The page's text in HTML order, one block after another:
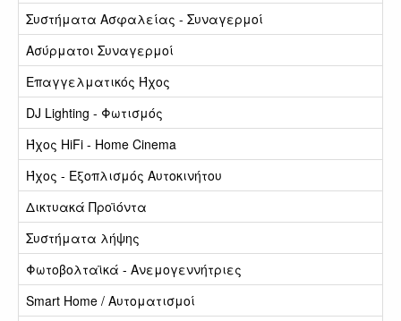
Συστήματα Ασφαλείας - Συναγερμοί
Ασύρματοι Συναγερμοί
Επαγγελματικός Ήχος
DJ Lighting - Φωτισμός
Ήχος HiFi - Home Cinema
Ήχος - Εξοπλισμός Αυτοκινήτου
Δικτυακά Προϊόντα
Συστήματα λήψης
Φωτοβολταϊκά - Ανεμογεννήτριες
Smart Home / Αυτοματισμοί